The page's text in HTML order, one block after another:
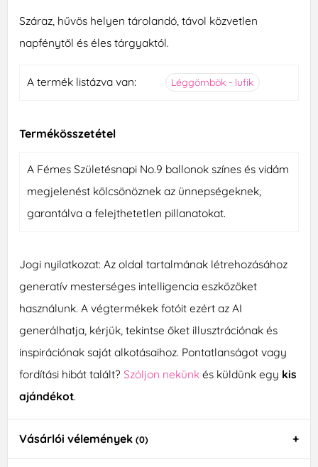
Száraz, hűvös helyen tárolandó, távol közvetlen
napfénytől és éles tárgyaktól.
A termék listázva van: Léggömbök - lufik
Termékösszetétel
A Fémes Születésnapi No.9 ballonok színes és vidám
megjelenést kölcsönöznek az ünnepségeknek,
garantálva a felejthetetlen pillanatokat.
Jogi nyilatkozat: Az oldal tartalmának létrehozásához
generatív mesterséges intelligencia eszközöket
használunk. A végtermékek fotóit ezért az AI
generálhatja, kérjük, tekintse őket illusztrációnak és
inspirációnak saját alkotásaihoz. Pontatlanságot vagy
fordítási hibát talált? Szóljon nekünkés küldünk egy kis
ajándékot.
Vásárlói vélemények (0)